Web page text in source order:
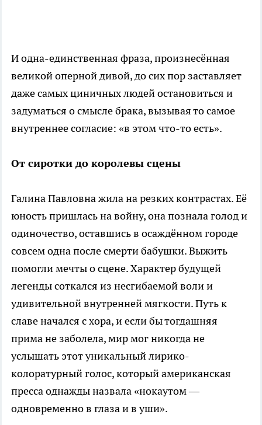
И одна-единственная фраза, произнесённая
великой оперной дивой, до сих пор заставляет
даже самых циничных людей остановиться и
задуматься о смысле брака, вызывая то самое
внутреннее согласие: «в этом что-то есть».
От сиротки до королевы сцены
Галина Павловна жила на резких контрастах. Её
юность пришлась на войну, она познала голод и
одиночество, оставшись в осаждённом городе
совсем одна после смерти бабушки. Выжить
помогли мечты о сцене. Характер будущей
легенды соткался из несгибаемой воли и
удивительной внутренней мягкости. Путь к
славе начался с хора, и если бы тогдашняя
прима не заболела, мир мог никогда не
услышать этот уникальный лирико-
колоратурный голос, который американская
пресса однажды назвала «нокаутом —
одновременно в глаза и в уши».